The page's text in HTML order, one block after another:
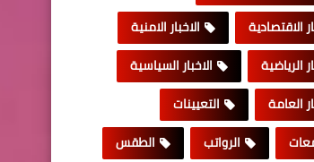
الاقتصادية
الاخبار الامنية
الرياضية
الاخبار السياسية
العامة
التعيينات
الرواتب الطقس